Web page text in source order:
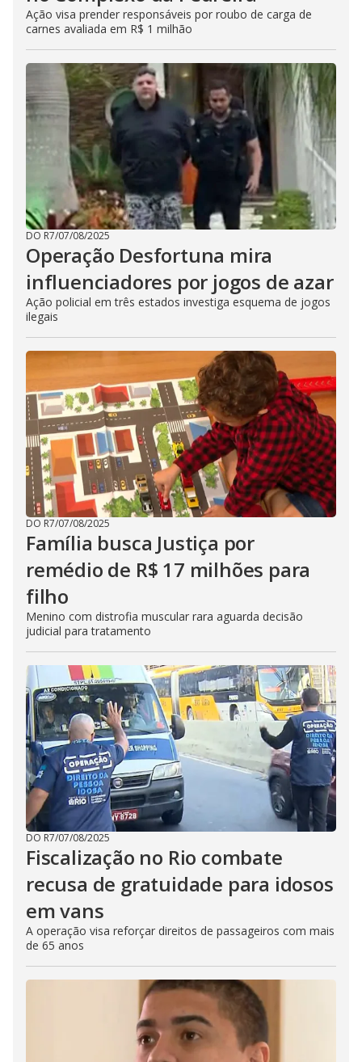
Ação visa prender responsáveis por roubo de carga de
carnes avaliada em R$ 1 milhão
DO R7/07/08/2025
Operação Desfortuna mira
influenciadores por jogos de azar
Ação policial em três estados investiga esquema de jogos
ilegais
DO R7/07/08/2025
Família busca Justiça por
remédio de R$ 17 milhões para
filho
Menino com distrofia muscular rara aguarda decisão
judicial para tratamento
DO R7/07/08/2025
Fiscalização no Rio combate
recusa de gratuidade para idosos
em vans
A operação visa reforçar direitos de passageiros com mais
de 65 anos